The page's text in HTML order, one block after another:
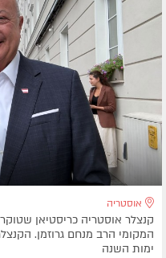
אוסטריה
קנצלר אוסטריה כריסטיאן
המקומי הרב מנחם גרוזמן.
ימות השנה